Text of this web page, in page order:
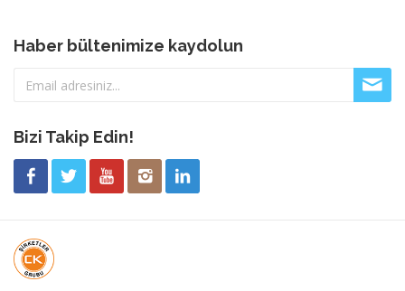
Haber bültenimize kaydolun
Bizi Takip Edin!